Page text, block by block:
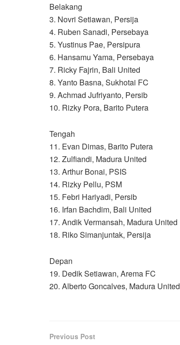
Belakang
3. Novri Setiawan, Persija
4. Ruben Sanadi, Persebaya
5. Yustinus Pae, Persipura
6. Hansamu Yama, Persebaya
7. Ricky Fajrin, Bali United
8. Yanto Basna, Sukhotai FC
9. Achmad Jufriyanto, Persib
10. Rizky Pora, Barito Putera
Tengah
11. Evan Dimas, Barito Putera
12. Zulfiandi, Madura United
13. Arthur Bonai, PSIS
14. Rizky Pellu, PSM
15. Febri Hariyadi, Persib
16. Irfan Bachdim, Bali United
17. Andik Vermansah, Madura United
18. Riko Simanjuntak, Persija
Depan
19. Dedik Setiawan, Arema FC
20. Alberto Goncalves, Madura United
Previous Post